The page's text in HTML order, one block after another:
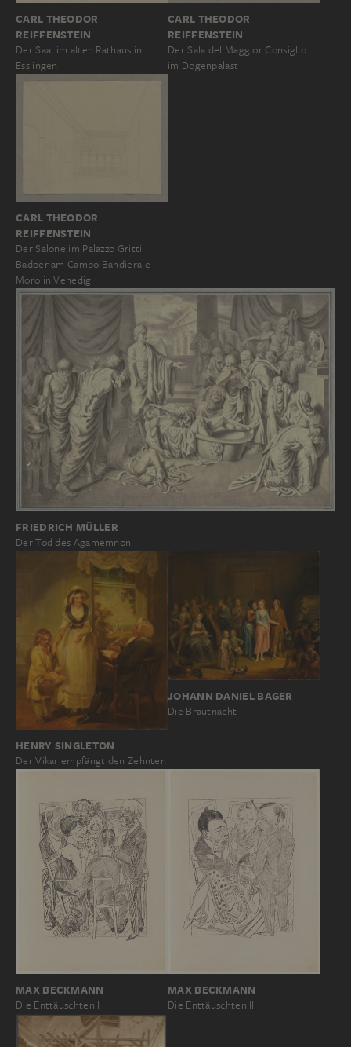
CARL THEODOR
REIFFENSTEIN
Der Saal im alten Rathaus in
Esslingen
CARL THEODOR
REIFFENSTEIN
Der Sala del Maggior Consiglio
im Dogenpalast
CARL THEODOR
REIFFENSTEIN
Der Salone im Palazzo Gritti
Badoer am Campo Bandiera e
Moro in Venedig
FRIEDRICH MÜLLER
Der Tod des Agamemnon
HENRY SINGLETON
Der Vikar empfängt den Zehnten
JOHANN DANIEL BAGER
Die Brautnacht
MAX BECKMANN
Die Enttäuschten I
MAX BECKMANN
Die Enttäuschten II